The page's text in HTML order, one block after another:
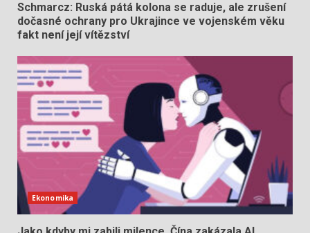
Schmarcz: Ruská pátá kolona se raduje, ale zrušení
dočasné ochrany pro Ukrajince ve vojenském věku
fakt není její vítězství
Ekonomika